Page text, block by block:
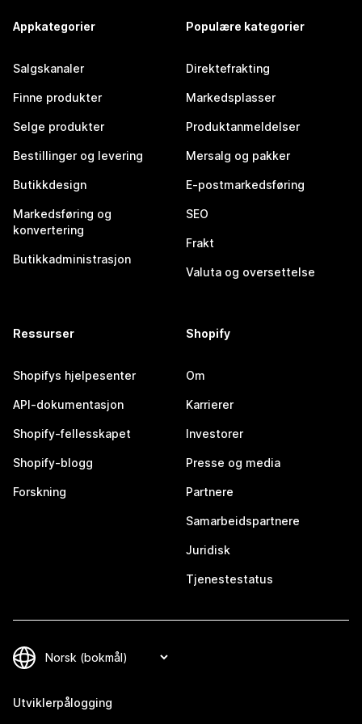
Appkategorier
Salgskanaler
Finne produkter
Selge produkter
Bestillinger og levering
Butikkdesign
Markedsføring og
konvertering
Butikkadministrasjon
Populære kategorier
Direktefrakting
Markedsplasser
Produktanmeldelser
Mersalg og pakker
E-postmarkedsføring
SEO
Frakt
Valuta og oversettelse
Ressurser
Shopifys hjelpesenter
API-dokumentasjon
Shopify-fellesskapet
Shopify-blogg
Forskning
Shopify
Om
Karrierer
Investorer
Presse og media
Partnere
Samarbeidspartnere
Juridisk
Tjenestestatus
Utviklerpålogging